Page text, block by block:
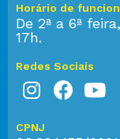
Horário de
De 2ª a 6ª
17h.
Redes Sociais
CPNJ